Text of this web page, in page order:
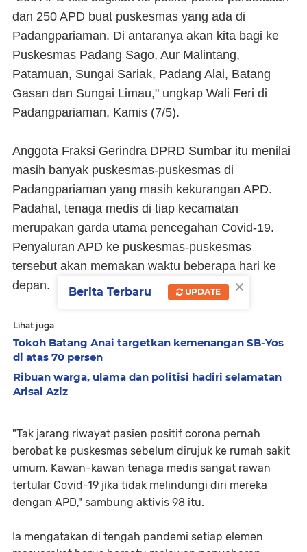
dan 250 APD buat puskesmas yang ada di
Padangpariaman. Di antaranya akan kita bagi ke
Puskesmas Padang Sago, Aur Malintang,
Patamuan, Sungai Sariak, Padang Alai, Batang
Gasan dan Sungai Limau," ungkap Wali Feri di
Padangpariaman, Kamis (7/5).
Anggota Fraksi Gerindra DPRD Sumbar itu menilai
masih banyak puskesmas-puskesmas di
Padangpariaman yang masih kekurangan APD.
Padahal, tenaga medis di tiap kecamatan
merupakan garda utama pencegahan Covid-19.
Penyaluran APD ke puskesmas-puskesmas
tersebut akan memakan waktu beberapa hari ke
depan.
Lihat juga
Tokoh Batang Anai targetkan kemenangan SB-Yos
di atas 70 persen
Ribuan warga, ulama dan politisi hadiri selamatan
Arisal Aziz
"Tak jarang riwayat pasien positif corona pernah
berobat ke puskesmas sebelum dirujuk ke rumah sakit
umum. Kawan-kawan tenaga medis sangat rawan
tertular Covid-19 jika tidak melindungi diri mereka
dengan APD," sambung aktivis 98 itu.
Ia mengatakan di tengah pandemi setiap elemen
×
Berita Terbaru UPDATE